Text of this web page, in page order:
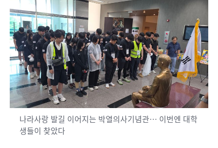
나라사랑 발길 이어지는 박열의사기념관… 이번엔 대학
생들이 찾았다